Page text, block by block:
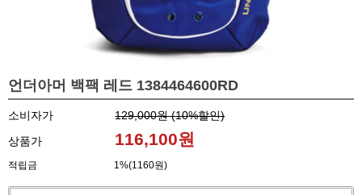
언더아머 백팩 레드 1384464600RD
소비자가 129,000원 (10%할인)
상품가
116,100원
적립금 1%(1160원)